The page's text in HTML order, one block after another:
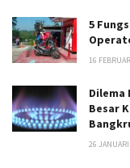
5
16
Dilema
Besar
26